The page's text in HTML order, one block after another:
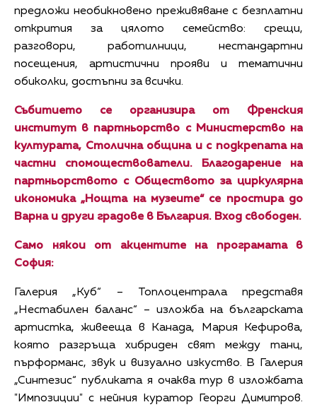
предложи необикновено преживяване с безплатни
открития за цялото семейство: срещи,
разговори, работилници, нестандартни
посещения, артистични прояви и тематични
обиколки, достъпни за всички.
Събитието се организира от Френския
институт в партньорство с
Министерство на
културата, Столична община и с подкрепата на
частни спомоществователи.
Благодарение на
партньорството с Обществото за циркулярна
икономика „Нощта на музеите“ се простира до
Варна и други градове в България. Вход свободен.
Само някои от акцентите на програмата в
София:
Галерия „Куб“ – Топлоцентрала представя
„Нестабилен баланс“ – изложба на българската
артистка, живееща в Канада, Мария Кефирова,
която разгръща хибриден свят между танц,
пърформанс, звук и визуално изкуство. В Галерия
„Синтезис“ публиката я очаква тур в изложбата
"Импозиции" с нейния куратор Георги Димитров.